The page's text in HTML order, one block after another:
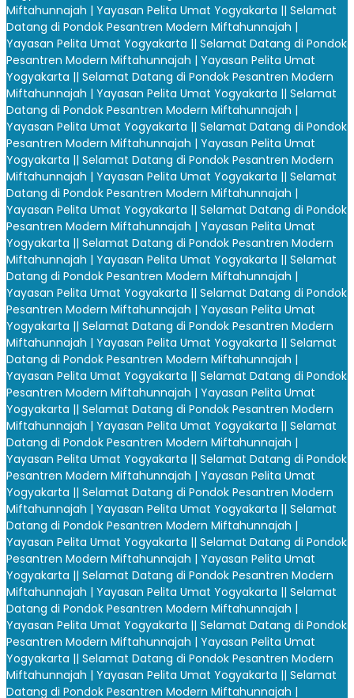
Miftahunnajah | Yayasan Pelita Umat Yogyakarta || Selamat
Datang di Pondok Pesantren Modern Miftahunnajah |
Yayasan Pelita Umat Yogyakarta || Selamat Datang di Pondok
Pesantren Modern Miftahunnajah | Yayasan Pelita Umat
Yogyakarta || Selamat Datang di Pondok Pesantren Modern
Miftahunnajah | Yayasan Pelita Umat Yogyakarta || Selamat
Datang di Pondok Pesantren Modern Miftahunnajah |
Yayasan Pelita Umat Yogyakarta || Selamat Datang di Pondok
Pesantren Modern Miftahunnajah | Yayasan Pelita Umat
Yogyakarta || Selamat Datang di Pondok Pesantren Modern
Miftahunnajah | Yayasan Pelita Umat Yogyakarta || Selamat
Datang di Pondok Pesantren Modern Miftahunnajah |
Yayasan Pelita Umat Yogyakarta || Selamat Datang di Pondok
Pesantren Modern Miftahunnajah | Yayasan Pelita Umat
Yogyakarta || Selamat Datang di Pondok Pesantren Modern
Miftahunnajah | Yayasan Pelita Umat Yogyakarta || Selamat
Datang di Pondok Pesantren Modern Miftahunnajah |
Yayasan Pelita Umat Yogyakarta || Selamat Datang di Pondok
Pesantren Modern Miftahunnajah | Yayasan Pelita Umat
Yogyakarta || Selamat Datang di Pondok Pesantren Modern
Miftahunnajah | Yayasan Pelita Umat Yogyakarta || Selamat
Datang di Pondok Pesantren Modern Miftahunnajah |
Yayasan Pelita Umat Yogyakarta || Selamat Datang di Pondok
Pesantren Modern Miftahunnajah | Yayasan Pelita Umat
Yogyakarta || Selamat Datang di Pondok Pesantren Modern
Miftahunnajah | Yayasan Pelita Umat Yogyakarta || Selamat
Datang di Pondok Pesantren Modern Miftahunnajah |
Yayasan Pelita Umat Yogyakarta || Selamat Datang di Pondok
Pesantren Modern Miftahunnajah | Yayasan Pelita Umat
Yogyakarta || Selamat Datang di Pondok Pesantren Modern
Miftahunnajah | Yayasan Pelita Umat Yogyakarta || Selamat
Datang di Pondok Pesantren Modern Miftahunnajah |
Yayasan Pelita Umat Yogyakarta || Selamat Datang di Pondok
Pesantren Modern Miftahunnajah | Yayasan Pelita Umat
Yogyakarta || Selamat Datang di Pondok Pesantren Modern
Miftahunnajah | Yayasan Pelita Umat Yogyakarta || Selamat
Datang di Pondok Pesantren Modern Miftahunnajah |
Yayasan Pelita Umat Yogyakarta || Selamat Datang di Pondok
Pesantren Modern Miftahunnajah | Yayasan Pelita Umat
Yogyakarta || Selamat Datang di Pondok Pesantren Modern
Miftahunnajah | Yayasan Pelita Umat Yogyakarta || Selamat
Datang di Pondok Pesantren Modern Miftahunnajah |